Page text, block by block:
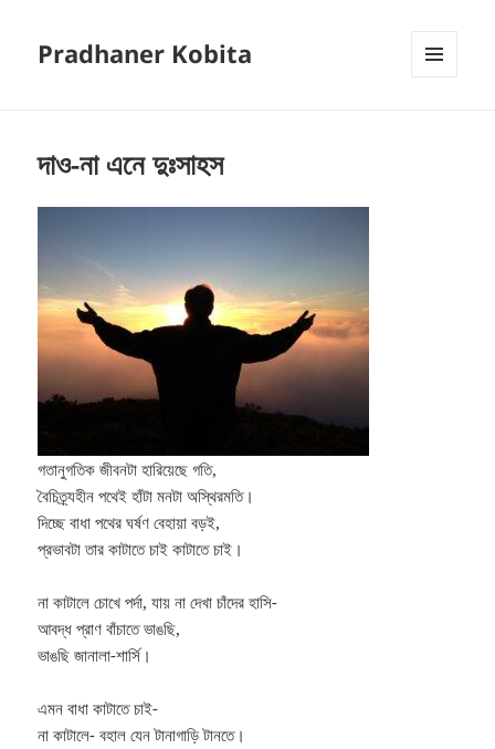
Pradhaner Kobita
দাও-না এনে দুঃসাহস
গতানুগতিক জীবনটা হারিয়েছে গতি,
বৈচিত্র্যহীন পথেই হাঁটা মনটা অস্থিরমতি।
দিচ্ছে বাধা পথের ঘর্ষণ বেহায়া বড়ই,
প্রভাবটা তার কাটাতে চাই কাটাতে চাই।
না কাটালে চোখে পর্দা, যায় না দেখা চাঁদের হাসি-
আবদ্ধ প্রাণ বাঁচাতে ভাঙছি,
ভাঙছি জানালা-শার্সি।
এমন বাধা কাটাতে চাই-
না কাটালে- বহাল যেন টানাগাড়ি টানতে।